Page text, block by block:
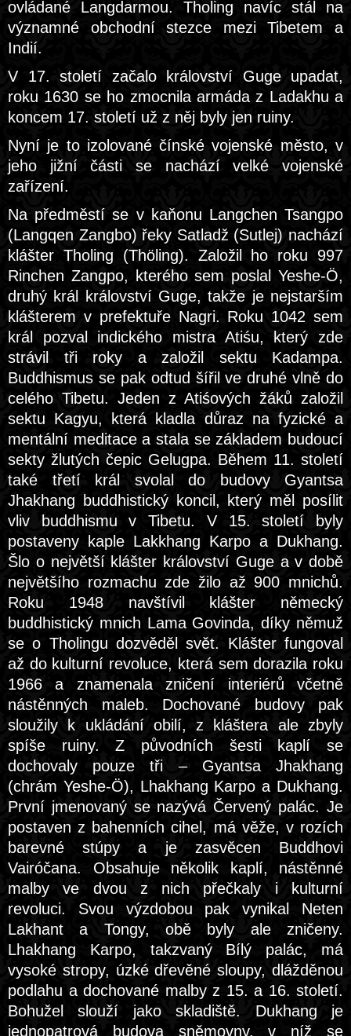
ovládané Langdarmou. Tholing navíc stál na
významné obchodní stezce mezi Tibetem a
Indií.
V 17. století začalo království Guge upadat,
roku 1630 se ho zmocnila armáda z Ladakhu a
koncem 17. století už z něj byly jen ruiny.
Nyní je to izolované čínské vojenské město, v
jeho jižní části se nachází velké vojenské
zařízení.
Na předměstí se v kaňonu Langchen Tsangpo
(Langqen Zangbo) řeky Satladž (Sutlej) nachází
klášter Tholing (Thöling). Založil ho roku 997
Rinchen Zangpo, kterého sem poslal Yeshe-Ö,
druhý král království Guge, takže je nejstarším
klášterem v prefektuře Nagri. Roku 1042 sem
král pozval indického mistra Atiśu, který zde
strávil tři roky a založil sektu Kadampa.
Buddhismus se pak odtud šířil ve druhé vlně do
celého Tibetu. Jeden z Atiśových žáků založil
sektu Kagyu, která kladla důraz na fyzické a
mentální meditace a stala se základem budoucí
sekty žlutých čepic Gelugpa. Během 11. století
také třetí král svolal do budovy Gyantsa
Jhakhang buddhistický koncil, který měl posílit
vliv buddhismu v Tibetu. V 15. století byly
postaveny kaple Lakkhang Karpo a Dukhang.
Šlo o největší klášter království Guge a v době
největšího rozmachu zde žilo až 900 mnichů.
Roku 1948 navštívil klášter německý
buddhistický mnich Lama Govinda, díky němuž
se o Tholingu dozvěděl svět. Klášter fungoval
až do kulturní revoluce, která sem dorazila roku
1966 a znamenala zničení interiérů včetně
nástěnných maleb. Dochované budovy pak
sloužily k ukládání obilí, z kláštera ale zbyly
spíše ruiny. Z původních šesti kaplí se
dochovaly pouze tři – Gyantsa Jhakhang
(chrám Yeshe-Ö), Lhakhang Karpo a Dukhang.
První jmenovaný se nazývá Červený palác. Je
postaven z bahenních cihel, má věže, v rozích
barevné stúpy a je zasvěcen Buddhovi
Vairóčana. Obsahuje několik kaplí, nástěnné
malby ve dvou z nich přečkaly i kulturní
revoluci. Svou výzdobou pak vynikal Neten
Lakhant a Tongy, obě byly ale zničeny.
Lhakhang Karpo, takzvaný Bílý palác, má
vysoké stropy, úzké dřevěné sloupy, dlážděnou
podlahu a dochované malby z 15. a 16. století.
Bohužel slouží jako skladiště. Dukhang je
jednopatrová budova sněmovny, v níž se